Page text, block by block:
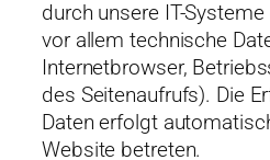
durch unsere IT-
vor allem technische
Internetbrowser,
des Seitenaufrufs). Die
Daten erfolgt
Website betreten.